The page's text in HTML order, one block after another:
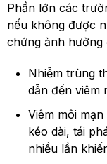
Phần lớn các
nếu không được
chứng ảnh hưởng
Nhiễm trùng
dẫn đến viêm
Viêm môi
kéo dài, tái
nhiều lần